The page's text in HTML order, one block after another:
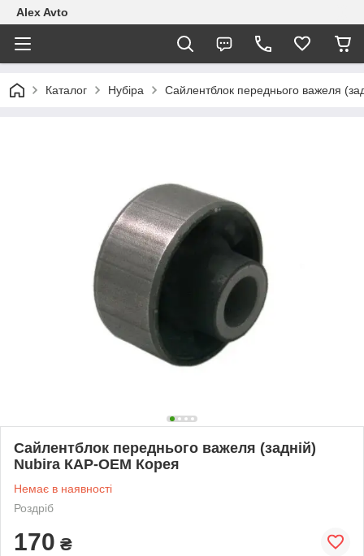
Alex Avto
Каталог Нубіра Сайлентблок переднього важеля
Сайлентблок переднього важеля (задній)
Nubira КАР-OEM Корея
Немає в наявності
Роздріб
170 ₴